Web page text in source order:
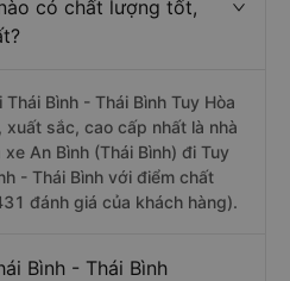
có chất lượng tốt,
Bình - Thái Bình Tuy Hòa
sắc, cao cấp nhất là nhà
An Bình (Thái Bình) đi Tuy
- Thái Bình với điểm chất
đánh giá của khách hàng).
Bình - Thái Bình